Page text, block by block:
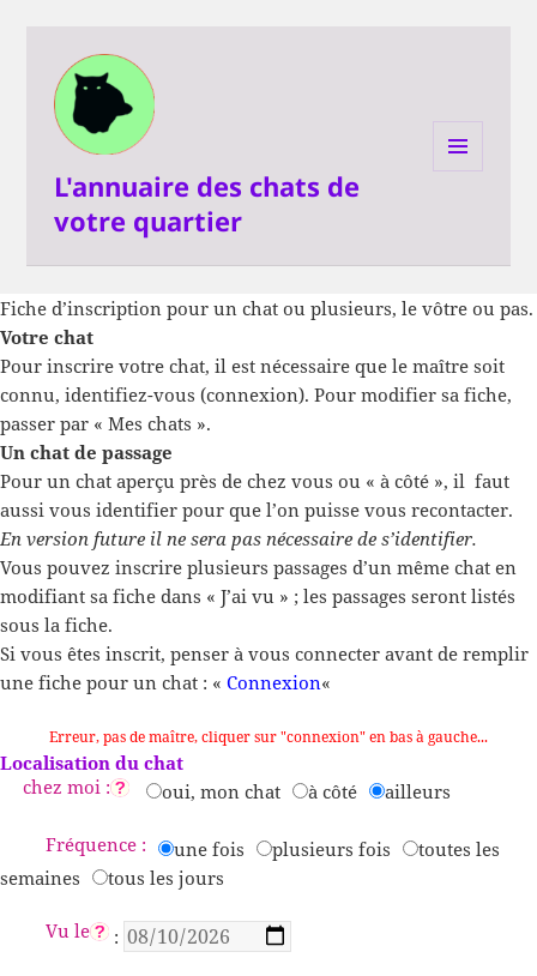
L'annuaire des chats de
votre quartier
Fiche d’inscription pour un chat ou plusieurs, le vôtre ou pas.
Votre chat
Pour inscrire votre chat, il est nécessaire que le maître soit
connu, identifiez-vous (connexion). Pour modifier sa fiche,
passer par « Mes chats ».
Un chat de passage
Pour un chat aperçu près de chez vous ou « à côté », il faut
aussi vous identifier pour que l’on puisse vous recontacter.
En version future il ne sera pas nécessaire de s’identifier.
Vous pouvez inscrire plusieurs passages d’un même chat en
modifiant sa fiche dans « J’ai vu » ; les passages seront listés
sous la fiche.
Si vous êtes inscrit, penser à vous connecter avant de remplir
une fiche pour un chat : « Connexion«
Erreur, pas de maître, cliquer sur "connexion" en bas à gauche...
Localisation du chat
chez moi :
oui, mon chat à côté ailleurs
Fréquence : une fois plusieurs fois
toutes les
semaines
tous les jours
Vu le :